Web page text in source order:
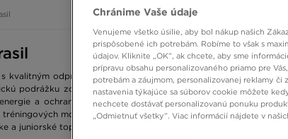
kvalitným odpružením? Alebo sa obzeráte po značkových
podrážku zo špeciálnej peny. V čom spočíva technológia
a ochranu pred nárazmi. Pena je zároveň odolnejšia a
modeloch. Penová podrážka React sa využíva aj v
a juniorské topánky Nike React nájdete v JD Sports.
Chránime Vaše údaje
Venujeme všetko úsilie, aby bol nákup našich
prispôsobené ich potrebám. Robíme to však s
údajov. Kliknite „OK”, ak chcete, aby sme
prípravu obsahu personalizovaného priamo pre
potrebám a záujmom, personalizovanej reklamy
nastavenia týkajúce sa súborov cookie môžete
nechcete dostávať personalizovanú ponuku
„Odmietnuť všetky”. Viac informácií nájdete v